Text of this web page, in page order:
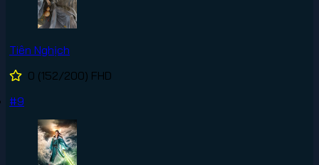
Tiên Nghịch
0 (152/200) FHD
#9